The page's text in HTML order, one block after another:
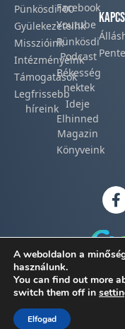
Pünkösdi100
Gyülekezeteink​
Misszióink​
Intézményeink
Támogatások
Legfrissebb
híreink​
Facebook​
Youtube
Pünkösdi
Podcast​
Békesség
nektek
Ideje
Elhinned
Magazin
Könyveink
A weboldalon a
használunk.
You can find out more
switch them off in
Elfogad